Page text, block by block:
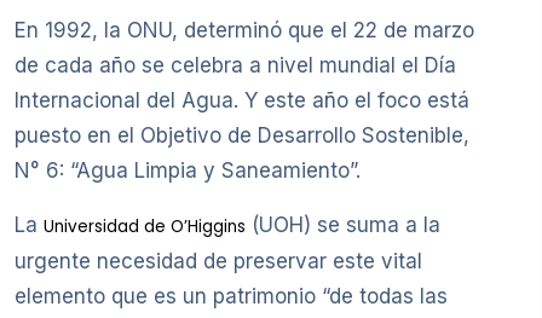
En 1992, la ONU, determinó que el 22 de marzo
de cada año se celebra a nivel mundial el Día
Internacional del Agua. Y este año el foco está
puesto en el Objetivo de Desarrollo Sostenible,
N° 6: “Agua Limpia y Saneamiento”.
La Universidad de O’Higgins (UOH) se suma a la
urgente necesidad de preservar este vital
elemento que es un patrimonio “de todas las